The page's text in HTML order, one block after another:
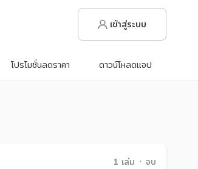
เข้าสู่ระบบ
โปรโมชั่นลดราคา ดาวน์โหลดแอป
1 เล่ม ᛫ จบ